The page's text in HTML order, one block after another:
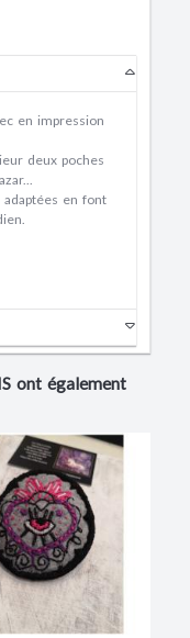
en impression
deux poches
adaptées en font
ont également